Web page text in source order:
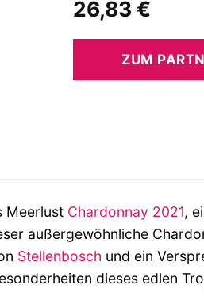
26,83 €
ZUM
Meerlust Chardonnay 2021,
außergewöhnliche
Stellenbosch und ein
dieses edlen